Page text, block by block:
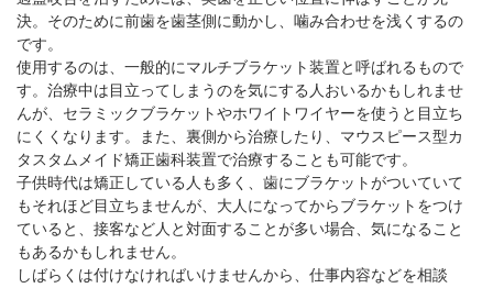
決。そのために前歯を歯茎側に動かし、噛み合わせを浅くするの
です。
使用するのは、一般的にマルチブラケット装置と呼ばれるもので
す。治療中は目立ってしまうのを気にする人おいるかもしれませ
んが、セラミックブラケットやホワイトワイヤーを使うと目立ち
にくくなります。また、裏側から治療したり、マウスピース型カ
タスタムメイド矯正歯科装置で治療することも可能です。
子供時代は矯正している人も多く、歯にブラケットがついていて
もそれほど目立ちませんが、大人になってからブラケットをつけ
ていると、接客など人と対面することが多い場合、気になること
もあるかもしれません。
しばらくは付けなければいけませんから、仕事内容などを相談